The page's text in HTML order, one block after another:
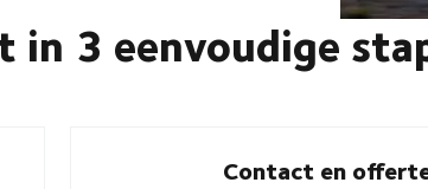
3 eenvoudige
Contact en